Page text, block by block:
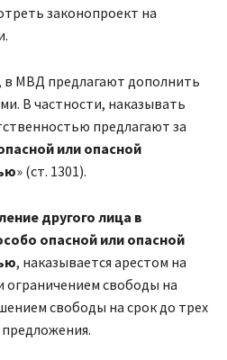
законопроект на
в МВД предлагают дополнить
В частности, наказывать
предлагают за
или опасной
» (ст. 1301).
другого лица в
опасной или опасной
, наказывается арестом на
ограничением свободы на
свободы на срок до трех
предложения.